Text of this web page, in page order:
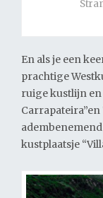
En als je een
prachtige
ruige kustlijn en
kustplaatsje